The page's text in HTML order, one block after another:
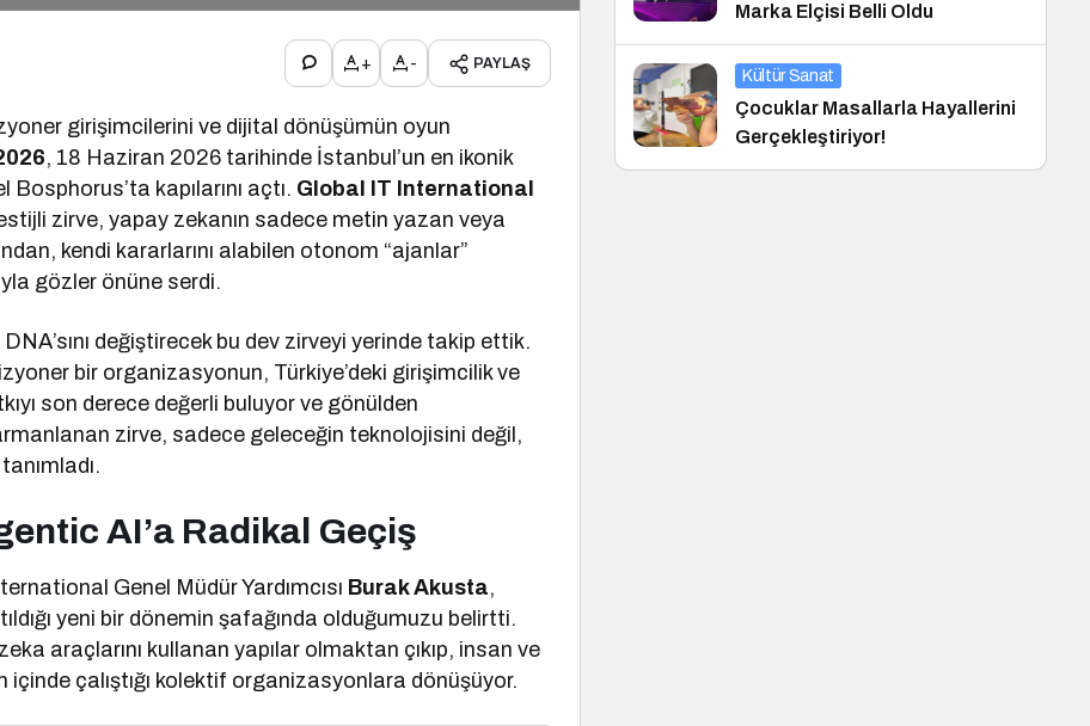
+ - PAYLAŞ
girişimcilerini ve dijital dönüşümün oyun
, 18 Haziran 2026 tarihinde İstanbul’un en ikonik
kapılarını açtı. Global IT International
zirve, yapay zekanın sadece metin yazan veya
kendi kararlarını alabilen otonom “ajanlar”
gözler önüne serdi.
değiştirecek bu dev zirveyi yerinde takip ettik.
bir organizasyonun, Türkiye’deki girişimcilik ve
son derece değerli buluyor ve gönülden
zirve, sadece geleceğin teknolojisini değil,
AI’a Radikal Geçiş
Genel Müdür Yardımcısı Burak Akusta,
yeni bir dönemin şafağında olduğumuzu belirtti.
araçlarını kullanan yapılar olmaktan çıkıp, insan ve
çalıştığı kolektif organizasyonlara dönüşüyor.
Marka Elçisi Belli Oldu
Kültür Sanat
Çocuklar Masallarla Hayallerini
Gerçekleştiriyor!